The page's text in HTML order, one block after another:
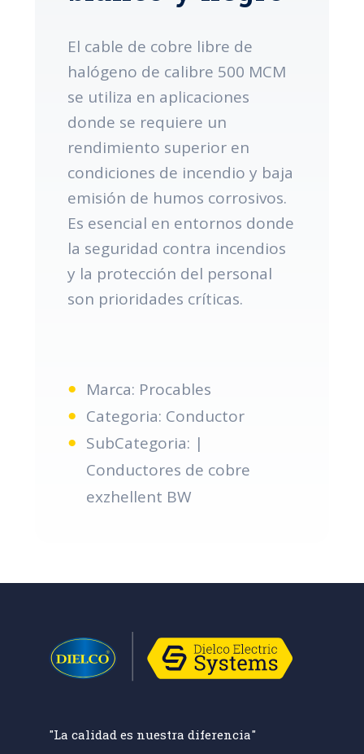
El cable de cobre libre de
halógeno de calibre 500 MCM
se utiliza en aplicaciones
donde se requiere un
rendimiento superior en
condiciones de incendio y baja
emisión de humos corrosivos.
Es esencial en entornos donde
la seguridad contra incendios
y la protección del personal
son prioridades críticas.
Marca: Procables
Categoria: Conductor
SubCategoria: |
Conductores de cobre
exzhellent BW
"La calidad es nuestra diferencia"